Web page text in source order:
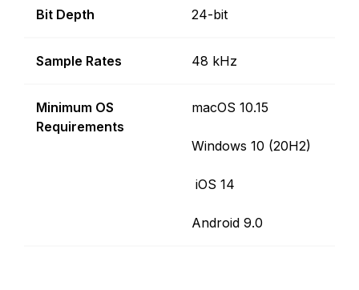
Bit Depth 24-bit
Sample Rates 48 kHz
Minimum OS
Requirements
macOS 10.15
Windows 10 (20H2)
iOS 14
Android 9.0